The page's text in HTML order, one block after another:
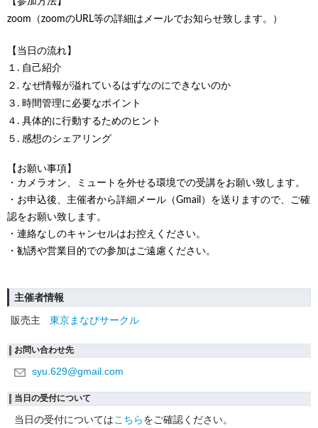
zoom（zoomのURL等の詳細はメールでお知らせ致します。）
【当日の流れ】
１. 自己紹介
２. なぜ情報が溢れているはずなのにできないのか
３. 時間管理に必要なポイント
４. 具体的に行動するためのヒント
５. 感想のシェアリング
【お願い事項】
・カメラオン、ミュートを外せる環境での受講をお願い致します。
・お申込後、主催者から詳細メール（Gmail）を送りますので、ご確
認をお願い致します。
・連絡なしのキャンセルはお控えください。
・勧誘や営業目的での参加はご遠慮ください。
主催者情報
販売主
東京まなびサークル
お問い合わせ先
syu.629@gmail.com
当日の受付について
当日の受付についてはこちらをご確認ください。